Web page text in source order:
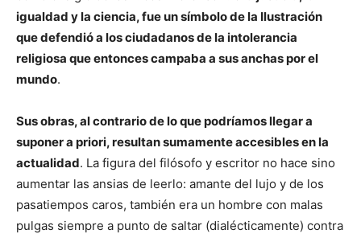
igualdad y la ciencia, fue un símbolo de la Ilustración
que defendió a los ciudadanos de la intolerancia
religiosa que entonces campaba a sus anchas por el
mundo.
Sus obras, al contrario de lo que podríamos llegar a
suponer a priori, resultan sumamente accesibles en la
actualidad. La figura del filósofo y escritor no hace sino
aumentar las ansias de leerlo: amante del lujo y de los
pasatiempos caros, también era un hombre con malas
pulgas siempre a punto de saltar (dialécticamente) contra